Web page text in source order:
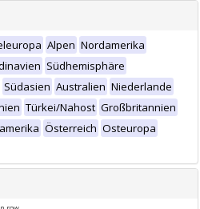
Alpen Nordamerika
Südhemisphäre
Südasien Australien Niederlande
Türkei/Nahost Großbritannien
Österreich Osteuropa